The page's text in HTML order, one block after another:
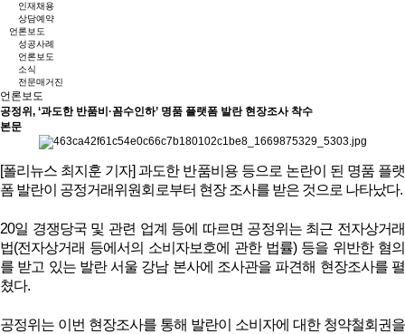
인재채용
상담예약
언론보도
성공사례
언론보도
소식
전문매거진
언론보도
공정위, ‘과도한 반품비·꼼수인하’ 명품 플랫폼 발란 현장조사 착수
본문
[폴리뉴스 최지훈 기자] 과도한 반품비용 등으로 논란이 된 명품 플랫
폼 발란이 공정거래위원회로부터 현장 조사를 받은 것으로 나타났다.
20일 경쟁당국 및 관련 업계 등에 따르면 공정위는 최근 전자상거래
법(전자상거래 등에서의 소비자보호에 관한 법률) 등을 위반한 혐의
를 받고 있는 발란 서울 강남 본사에 조사관을 파견해 현장조사를 펼
쳤다.
공정위는 이번 현장조사를 통해 발란이 소비자에 대한 청약철회권을